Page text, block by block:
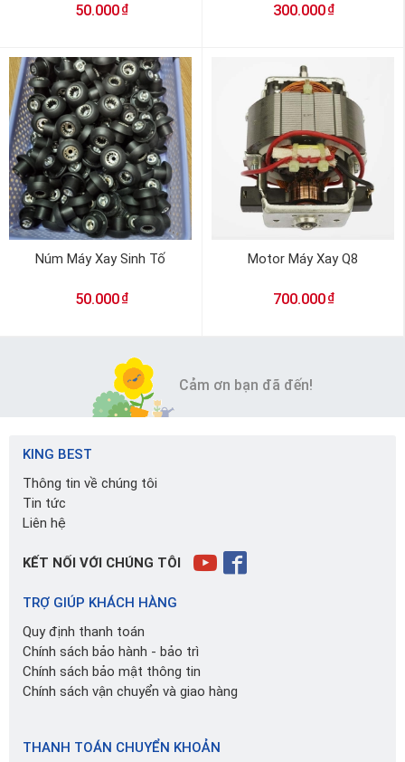
50.000 ₫ 300.000 ₫
Núm Máy Xay Sinh Tố
50.000 ₫
Motor Máy Xay Q8
700.000 ₫
Cảm ơn bạn đã đến!
KING BEST
Thông tin về chúng tôi
Tin tức
Liên hệ
KẾT NỐI VỚI CHÚNG TÔI
TRỢ GIÚP KHÁCH HÀNG
Quy định thanh toán
Chính sách bảo hành - bảo trì
Chính sách bảo mật thông tin
Chính sách vận chuyển và giao hàng
THANH TOÁN CHUYỂN KHOẢN